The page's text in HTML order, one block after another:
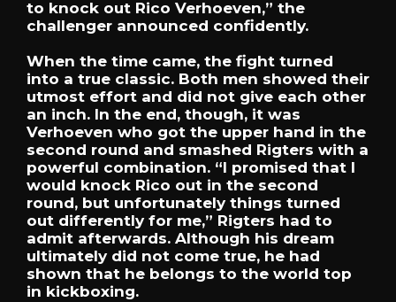
to knock out Rico Verhoeven,” the
challenger announced confidently.
When the time came, the fight turned
into a true classic. Both men showed their
utmost effort and did not give each other
an inch. In the end, though, it was
Verhoeven who got the upper hand in the
second round and smashed Rigters with a
powerful combination. “I promised that I
would knock Rico out in the second
round, but unfortunately things turned
out differently for me,” Rigters had to
admit afterwards. Although his dream
ultimately did not come true, he had
shown that he belongs to the world top
in kickboxing.